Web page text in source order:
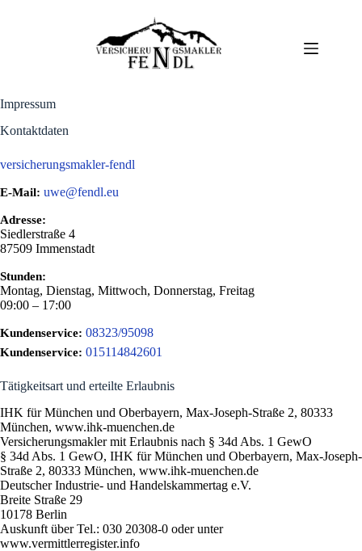
Impressum
Kontaktdaten
versicherungsmakler-fendl
E-Mail: uwe@fendl.eu
Adresse:
Siedlerstraße 4
87509 Immenstadt
Stunden:
Montag, Dienstag, Mittwoch, Donnerstag, Freitag
09:00 – 17:00
Kundenservice: 08323/95098
Kundenservice: 015114842601
Tätigkeitsart und erteilte Erlaubnis
IHK für München und Oberbayern, Max-Joseph-Straße 2, 80333
München, www.ihk-muenchen.de
Versicherungsmakler mit Erlaubnis nach § 34d Abs. 1 GewO
§ 34d Abs. 1 GewO, IHK für München und Oberbayern, Max-Joseph-
Straße 2, 80333 München, www.ihk-muenchen.de
Deutscher Industrie- und Handelskammertag e.V.
Breite Straße 29
10178 Berlin
Auskunft über Tel.: 030 20308-0 oder unter
www.vermittlerregister.info